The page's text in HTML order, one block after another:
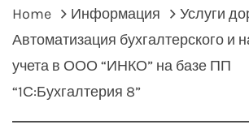
Home Информация
Услуги
Автоматизация бухгалтерского и
учета в ООО “ИНКО” на базе ПП
“1С:Бухгалтерия 8”